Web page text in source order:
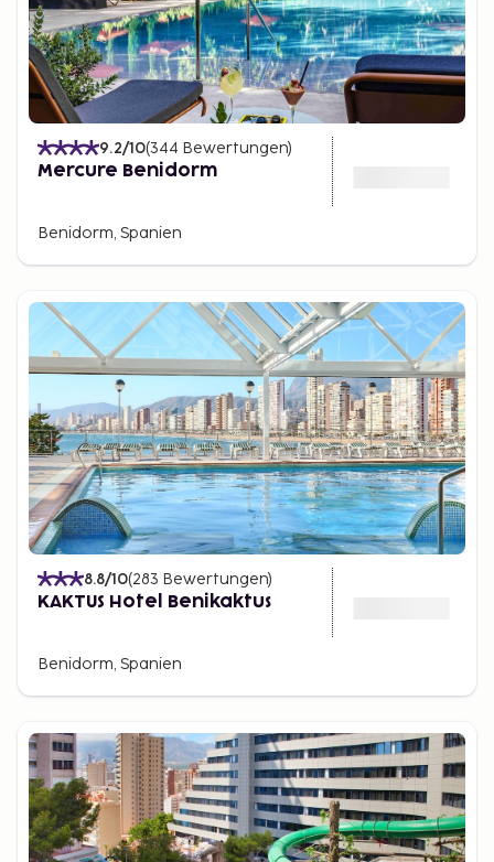
9.2/10(344 Bewertungen)
Mercure Benidorm
Benidorm, Spanien
8.8/10(283 Bewertungen)
KAKTUS Hotel Benikaktus
Benidorm, Spanien